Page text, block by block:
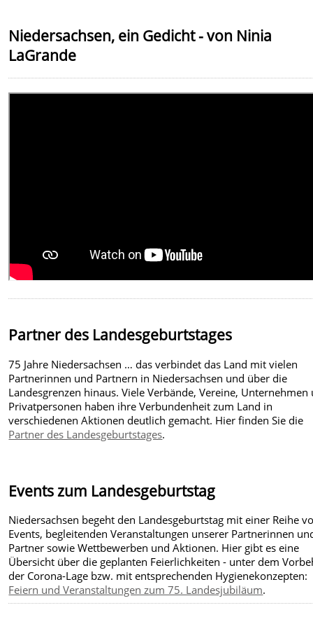
Niedersachsen, ein Gedicht - von Ninia
LaGrande
Partner des Landesgeburtstages
75 Jahre Niedersachsen … das verbindet das Land mit vielen
Partnerinnen und Partnern in Niedersachsen und über die
Landesgrenzen hinaus. Viele Verbände, Vereine, Unternehmen
Privatpersonen haben ihre Verbundenheit zum Land in
verschiedenen Aktionen deutlich gemacht. Hier finden Sie die
Partner des Landesgeburtstages.
Events zum Landesgeburtstag
Niedersachsen begeht den Landesgeburtstag mit einer Reihe
Events, begleitenden Veranstaltungen unserer Partnerinnen
Partner sowie Wettbewerben und Aktionen. Hier gibt es eine
Übersicht über die geplanten Feierlichkeiten - unter dem
der Corona-Lage bzw. mit entsprechenden Hygienekonzepten:
Feiern und Veranstaltungen zum 75. Landesjubiläum.